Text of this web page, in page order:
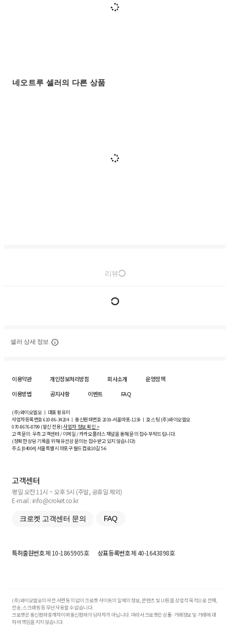
네오트루 셀러의 다른 상품
리뷰
셀러 상세 정보
이용약관 개인정보처리방침 회사소개
운영정책
이용방법
공지사항 이벤트 FAQ
(주)와이오엘오 ㅣ 대표 황유미
사업자등록번호610-86-34204ㅣ 통신판매번호 2019-서울마포-1239 ㅣ 호스팅 (주)와이오엘오
070-8676-8799 (발신 전용)사업자 정보 확인 >
고객 문의: 우측 고객센터 / 이메일 / 카카오플러스 채널을 통해 문의 접수 부탁드립니다.
(정확한 상담 기록을 위해 유선상 문의는 접수받고 있지 않습니다)
주소 [04004] 서울특별시 마포구 월드컵로10길5-6
고객센터
평일 오전 11시 ~ 오후 5시 (주말, 공휴일 제외)
E-mail : info@croket.co.kr
크로켓 고객센터 문의 FAQ
특허출원번호제 10-1865905호 상표등록번호제 40-1643898호
(주)와이오엘오의 사전 서면 동의 없이 크로켓 사이트의 일체의 정보, 콘텐츠 및 UI등을 상업적 목적으로 전재,
전송, 스크래핑 등 무단 사용할 수 없습니다.
크로켓은 통신판매중개자이며 통신판매의 당사자가 아닙니다. 따라서 크로켓은 상품·거래정보 및 거래에 대
하여 책임을 지지 않습니다.